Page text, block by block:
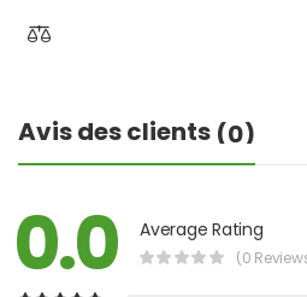
Avis des clients (0)
0.0 Average Rating
(0